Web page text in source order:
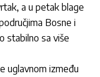
a u petak blage
Bosne i
stabilno sa više
uglavnom između